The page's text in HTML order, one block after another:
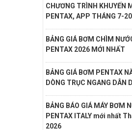
CHƯƠNG TRÌNH KHUYẾN
PENTAX, APP THÁNG 7-
BẢNG GIÁ BƠM CHÌM
PENTAX 2026 MỚI NHẤT
BẢNG GIÁ BƠM PENTAX
DÒNG TRỤC NGANG DÂN
BẢNG BÁO GIÁ MÁY BƠM
PENTAX ITALY mới nhất
2026